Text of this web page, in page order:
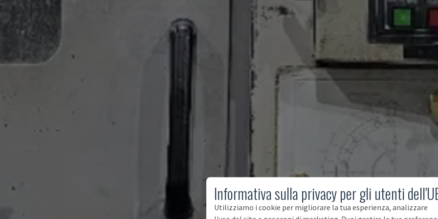
Informativa sulla privacy per gli utenti
Utilizziamo i cookie per migliorare la tua esperienza, analizzare